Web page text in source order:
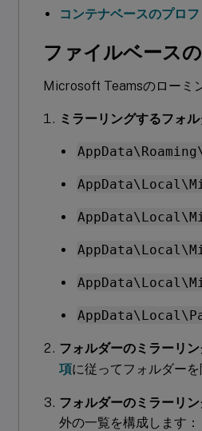
コンテナベースのプロ
ファイルベース
Microsoft Teamsのローミ
ミラーリングするフォ
フォルダーのミラーリ
項に従ってフォルダーを
フォルダーのミラーリ
外の一覧を構成します：